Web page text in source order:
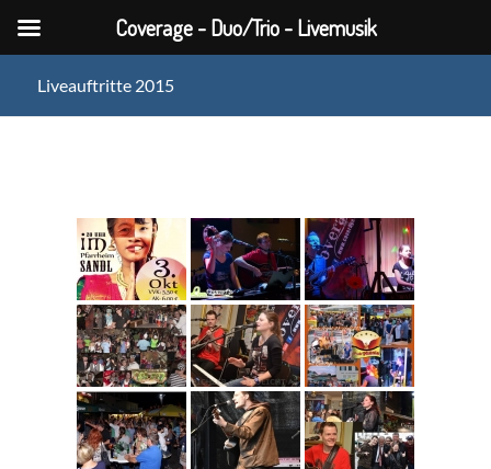
Liveauftritte 2015
Coverage - Duo/Trio - Livemusik